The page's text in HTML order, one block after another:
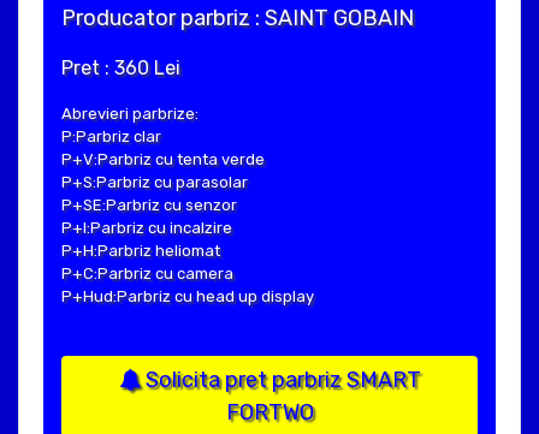
Producator parbriz : SAINT GOBAIN
Pret : 360 Lei
Abrevieri parbrize:
P:Parbriz clar
P+V:Parbriz cu tenta verde
P+S:Parbriz cu parasolar
P+SE:Parbriz cu senzor
P+I:Parbriz cu incalzire
P+H:Parbriz heliomat
P+C:Parbriz cu camera
P+Hud:Parbriz cu head up display
Solicita pret parbriz SMART
FORTWO